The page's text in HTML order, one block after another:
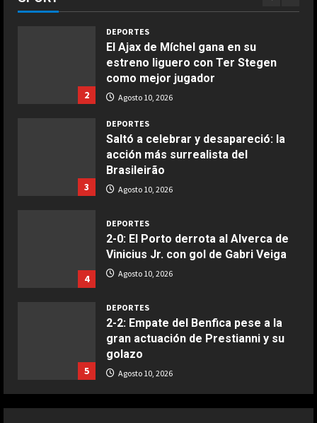
Ensalada de espinacas deliciosa
COCINA
Boquerones fritos en freidora de
aire
COCINA
Buñuelos de alcachofas
5
COCINA
Ternera guisada con senderuelas
2
DEPORTES
El Ajax de Míchel gana en su
estreno liguero con Ter Stegen
como mejor jugador
Agosto 10, 2026
3
DEPORTES
Saltó a celebrar y desapareció: la
acción más surrealista del
Brasileirão
Agosto 10, 2026
4
DEPORTES
2-0: El Porto derrota al Alverca de
Vinicius Jr. con gol de Gabri Veiga
Agosto 10, 2026
5
DEPORTES
2-2: Empate del Benfica pese a la
gran actuación de Prestianni y su
golazo
Agosto 10, 2026